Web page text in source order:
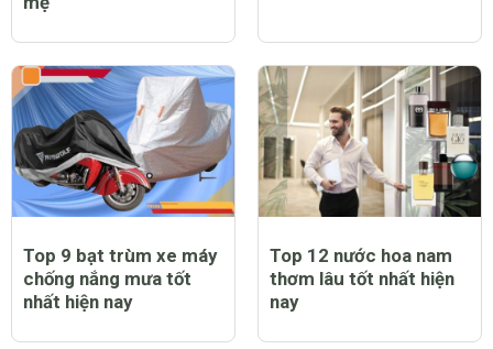
Top 9 bạt trùm xe máy
chống nắng mưa tốt
nhất hiện nay
Top 12 nước hoa nam
thơm lâu tốt nhất hiện
nay